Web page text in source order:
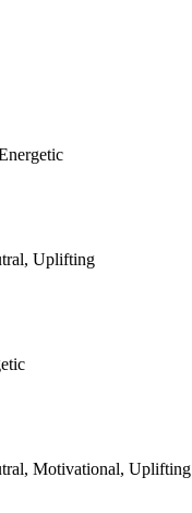
Uplifting
Motivational, Uplifting